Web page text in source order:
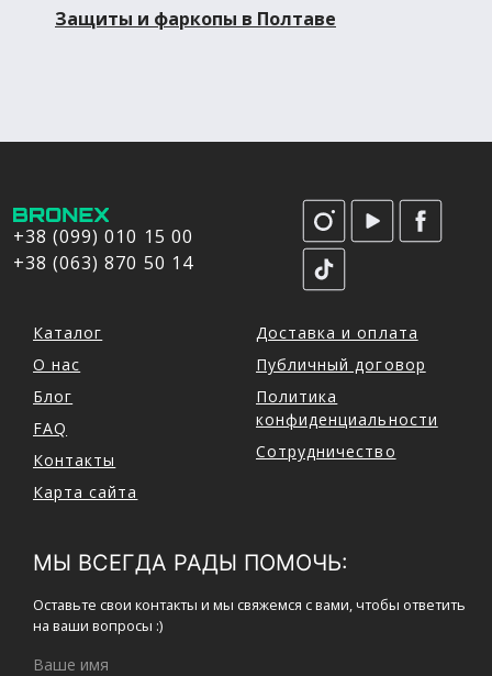
Защиты и фаркопы в Полтаве
+38 (099) 010 15 00
+38 (063) 870 50 14
Каталог
О нас
Блог
FAQ
Контакты
Карта сайта
Доставка и оплата
Публичный договор
Политика
конфиденциальности
Сотрудничество
МЫ ВСЕГДА РАДЫ ПОМОЧЬ:
Оставьте свои контакты и мы свяжемся с вами, чтобы ответить
на ваши вопросы :)
Ваше имя